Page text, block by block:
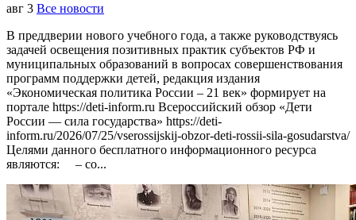
авг 3 Все новости
В преддверии нового учебного года, а также руководствуясь
задачей освещения позитивных практик субъектов РФ и
муниципальных образований в вопросах совершенствования
программ поддержки детей, редакция издания
«Экономическая политика России – 21 век» формирует на
портале https://deti-inform.ru Всероссийский обзор «Дети
России — сила государства» https://deti-
inform.ru/2026/07/25/vserossijskij-obzor-deti-rossii-sila-gosudarstva/
Целями данного бесплатного информационного ресурса
являются: – со...